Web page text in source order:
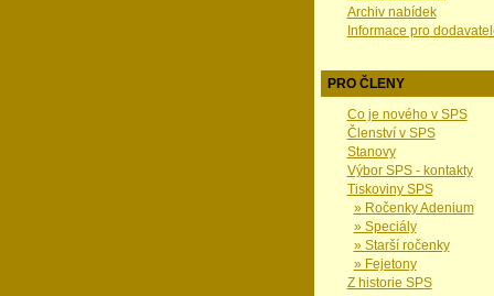
Archiv nabídek
Informace pro
PRO ČLENY
Co je nového v SPS
Členství v SPS
Stanovy
Výbor SPS - kontakty
Tiskoviny SPS
» Ročenky Adenium
» Speciály
» Starší ročenky
» Fejetony
Z historie SPS